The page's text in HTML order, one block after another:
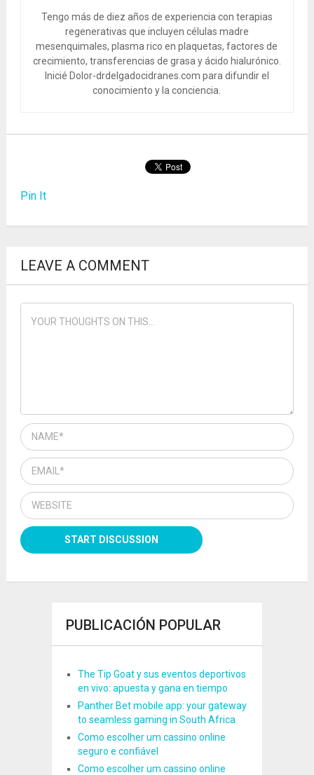
Tengo más de diez años de experiencia con terapias
regenerativas que incluyen células madre
mesenquimales, plasma rico en plaquetas, factores de
crecimiento, transferencias de grasa y ácido hialurónico.
Inicié Dolor-drdelgadocidranes.com para difundir el
conocimiento y la conciencia.
Pin It
LEAVE A COMMENT
PUBLICACIÓN POPULAR
The Tip Goat y sus eventos deportivos
en vivo: apuesta y gana en tiempo
Panther Bet mobile app: your gateway
to seamless gaming in South Africa
Como escolher um cassino online
seguro e confiável
Como escolher um cassino online